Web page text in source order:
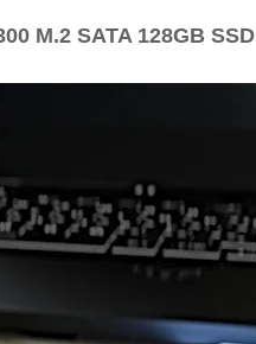
M.2 SATA 128GB SSD